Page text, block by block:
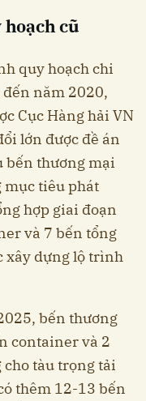
cũ
quy hoạch chi
năm 2020,
Cục Hàng hải VN
lớn được đề án
bến thương mại
mục tiêu phát
hợp giai đoạn
và 7 bến tổng
xây dựng lộ trình
bến thương
container và 2
cho tàu trọng tải
thêm 12-13 bến